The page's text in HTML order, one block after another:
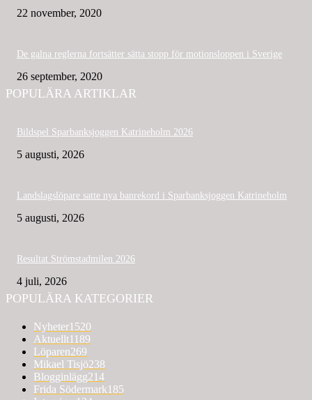
22 november, 2020
De galna reglerna fortsätter sätta stopp för motionsloppen i Sverige
26 september, 2020
POPULÄRA ARTIKLAR
Bildspel Sparbanksjoggen Katrineholm 2026
5 augusti, 2026
Landslagslöpare satte nya banrekord i Sparbanksjoggen Katrineholm
5 augusti, 2026
Resultat Strömstadmilen 2026
4 juli, 2026
POPULÄRA KATEGORIER
Nyheter1520
Aktuellt1189
Löparen269
Mikael Tisjö238
Blogginlägg214
Frida Södermark185